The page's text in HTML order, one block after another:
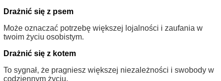
Drażnić się z psem
Może oznaczać potrzebę większej lojalności i zaufania w
twoim życiu osobistym.
Drażnić się z kotem
To sygnał, że pragniesz większej niezależności i swobody w
codziennym życiu.